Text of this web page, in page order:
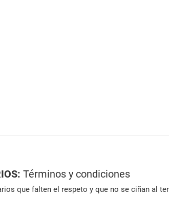
Términos y condiciones
que falten el respeto y que no se ciñan al